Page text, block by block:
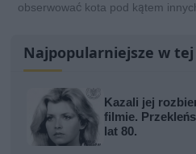
obserwować kota pod kątem
Najpopularniejsze w
Kazali jej
filmie.
lat 80.